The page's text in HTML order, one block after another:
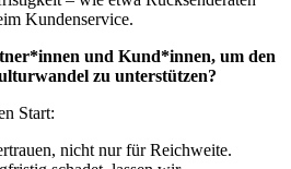
Kundenservice.
und Kund*innen, um den
zu unterstützen?
Start:
nicht nur für Reichweite.